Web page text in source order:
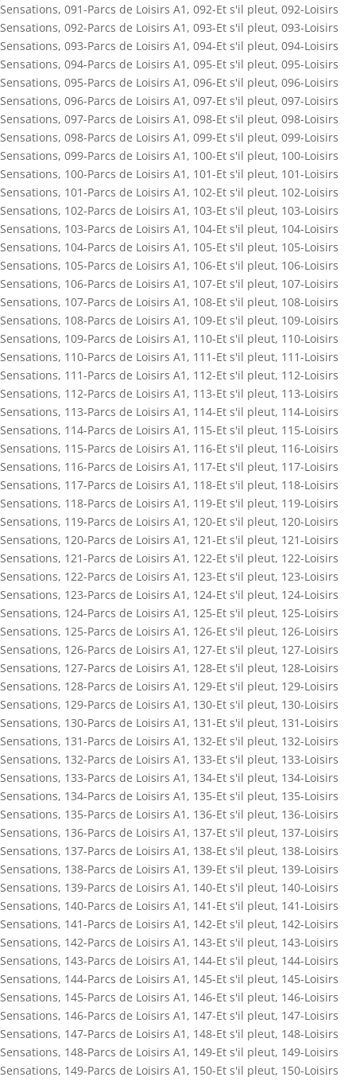
Sensations, 091-Parcs de Loisirs A1 , 092-Et s'il pleut, 092-Loisirs
Sensations, 092-Parcs de Loisirs A1 , 093-Et s'il pleut, 093-Loisirs
Sensations, 093-Parcs de Loisirs A1 , 094-Et s'il pleut, 094-Loisirs
Sensations, 094-Parcs de Loisirs A1 , 095-Et s'il pleut, 095-Loisirs
Sensations, 095-Parcs de Loisirs A1 , 096-Et s'il pleut, 096-Loisirs
Sensations, 096-Parcs de Loisirs A1 , 097-Et s'il pleut, 097-Loisirs
Sensations, 097-Parcs de Loisirs A1 , 098-Et s'il pleut, 098-Loisirs
Sensations, 098-Parcs de Loisirs A1 , 099-Et s'il pleut, 099-Loisirs
Sensations, 099-Parcs de Loisirs A1 , 100-Et s'il pleut, 100-Loisirs
Sensations, 100-Parcs de Loisirs A1 , 101-Et s'il pleut, 101-Loisirs
Sensations, 101-Parcs de Loisirs A1 , 102-Et s'il pleut, 102-Loisirs
Sensations, 102-Parcs de Loisirs A1 , 103-Et s'il pleut, 103-Loisirs
Sensations, 103-Parcs de Loisirs A1 , 104-Et s'il pleut, 104-Loisirs
Sensations, 104-Parcs de Loisirs A1 , 105-Et s'il pleut, 105-Loisirs
Sensations, 105-Parcs de Loisirs A1 , 106-Et s'il pleut, 106-Loisirs
Sensations, 106-Parcs de Loisirs A1 , 107-Et s'il pleut, 107-Loisirs
Sensations, 107-Parcs de Loisirs A1 , 108-Et s'il pleut, 108-Loisirs
Sensations, 108-Parcs de Loisirs A1 , 109-Et s'il pleut, 109-Loisirs
Sensations, 109-Parcs de Loisirs A1 , 110-Et s'il pleut, 110-Loisirs
Sensations, 110-Parcs de Loisirs A1 , 111-Et s'il pleut, 111-Loisirs
Sensations, 111-Parcs de Loisirs A1 , 112-Et s'il pleut, 112-Loisirs
Sensations, 112-Parcs de Loisirs A1 , 113-Et s'il pleut, 113-Loisirs
Sensations, 113-Parcs de Loisirs A1 , 114-Et s'il pleut, 114-Loisirs
Sensations, 114-Parcs de Loisirs A1 , 115-Et s'il pleut, 115-Loisirs
Sensations, 115-Parcs de Loisirs A1 , 116-Et s'il pleut, 116-Loisirs
Sensations, 116-Parcs de Loisirs A1 , 117-Et s'il pleut, 117-Loisirs
Sensations, 117-Parcs de Loisirs A1 , 118-Et s'il pleut, 118-Loisirs
Sensations, 118-Parcs de Loisirs A1 , 119-Et s'il pleut, 119-Loisirs
Sensations, 119-Parcs de Loisirs A1 , 120-Et s'il pleut, 120-Loisirs
Sensations, 120-Parcs de Loisirs A1 , 121-Et s'il pleut, 121-Loisirs
Sensations, 121-Parcs de Loisirs A1 , 122-Et s'il pleut, 122-Loisirs
Sensations, 122-Parcs de Loisirs A1 , 123-Et s'il pleut, 123-Loisirs
Sensations, 123-Parcs de Loisirs A1 , 124-Et s'il pleut, 124-Loisirs
Sensations, 124-Parcs de Loisirs A1 , 125-Et s'il pleut, 125-Loisirs
Sensations, 125-Parcs de Loisirs A1 , 126-Et s'il pleut, 126-Loisirs
Sensations, 126-Parcs de Loisirs A1 , 127-Et s'il pleut, 127-Loisirs
Sensations, 127-Parcs de Loisirs A1 , 128-Et s'il pleut, 128-Loisirs
Sensations, 128-Parcs de Loisirs A1 , 129-Et s'il pleut, 129-Loisirs
Sensations, 129-Parcs de Loisirs A1 , 130-Et s'il pleut, 130-Loisirs
Sensations, 130-Parcs de Loisirs A1 , 131-Et s'il pleut, 131-Loisirs
Sensations, 131-Parcs de Loisirs A1 , 132-Et s'il pleut, 132-Loisirs
Sensations, 132-Parcs de Loisirs A1 , 133-Et s'il pleut, 133-Loisirs
Sensations, 133-Parcs de Loisirs A1 , 134-Et s'il pleut, 134-Loisirs
Sensations, 134-Parcs de Loisirs A1 , 135-Et s'il pleut, 135-Loisirs
Sensations, 135-Parcs de Loisirs A1 , 136-Et s'il pleut, 136-Loisirs
Sensations, 136-Parcs de Loisirs A1 , 137-Et s'il pleut, 137-Loisirs
Sensations, 137-Parcs de Loisirs A1 , 138-Et s'il pleut, 138-Loisirs
Sensations, 138-Parcs de Loisirs A1 , 139-Et s'il pleut, 139-Loisirs
Sensations, 139-Parcs de Loisirs A1 , 140-Et s'il pleut, 140-Loisirs
Sensations, 140-Parcs de Loisirs A1 , 141-Et s'il pleut, 141-Loisirs
Sensations, 141-Parcs de Loisirs A1 , 142-Et s'il pleut, 142-Loisirs
Sensations, 142-Parcs de Loisirs A1 , 143-Et s'il pleut, 143-Loisirs
Sensations, 143-Parcs de Loisirs A1 , 144-Et s'il pleut, 144-Loisirs
Sensations, 144-Parcs de Loisirs A1 , 145-Et s'il pleut, 145-Loisirs
Sensations, 145-Parcs de Loisirs A1 , 146-Et s'il pleut, 146-Loisirs
Sensations, 146-Parcs de Loisirs A1 , 147-Et s'il pleut, 147-Loisirs
Sensations, 147-Parcs de Loisirs A1 , 148-Et s'il pleut, 148-Loisirs
Sensations, 148-Parcs de Loisirs A1 , 149-Et s'il pleut, 149-Loisirs
Sensations, 149-Parcs de Loisirs A1 , 150-Et s'il pleut, 150-Loisirs